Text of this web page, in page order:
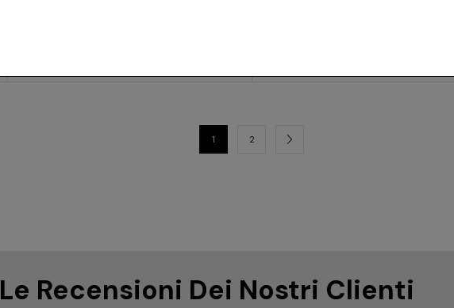
1 2
Le Recensioni Dei Nostri Clienti